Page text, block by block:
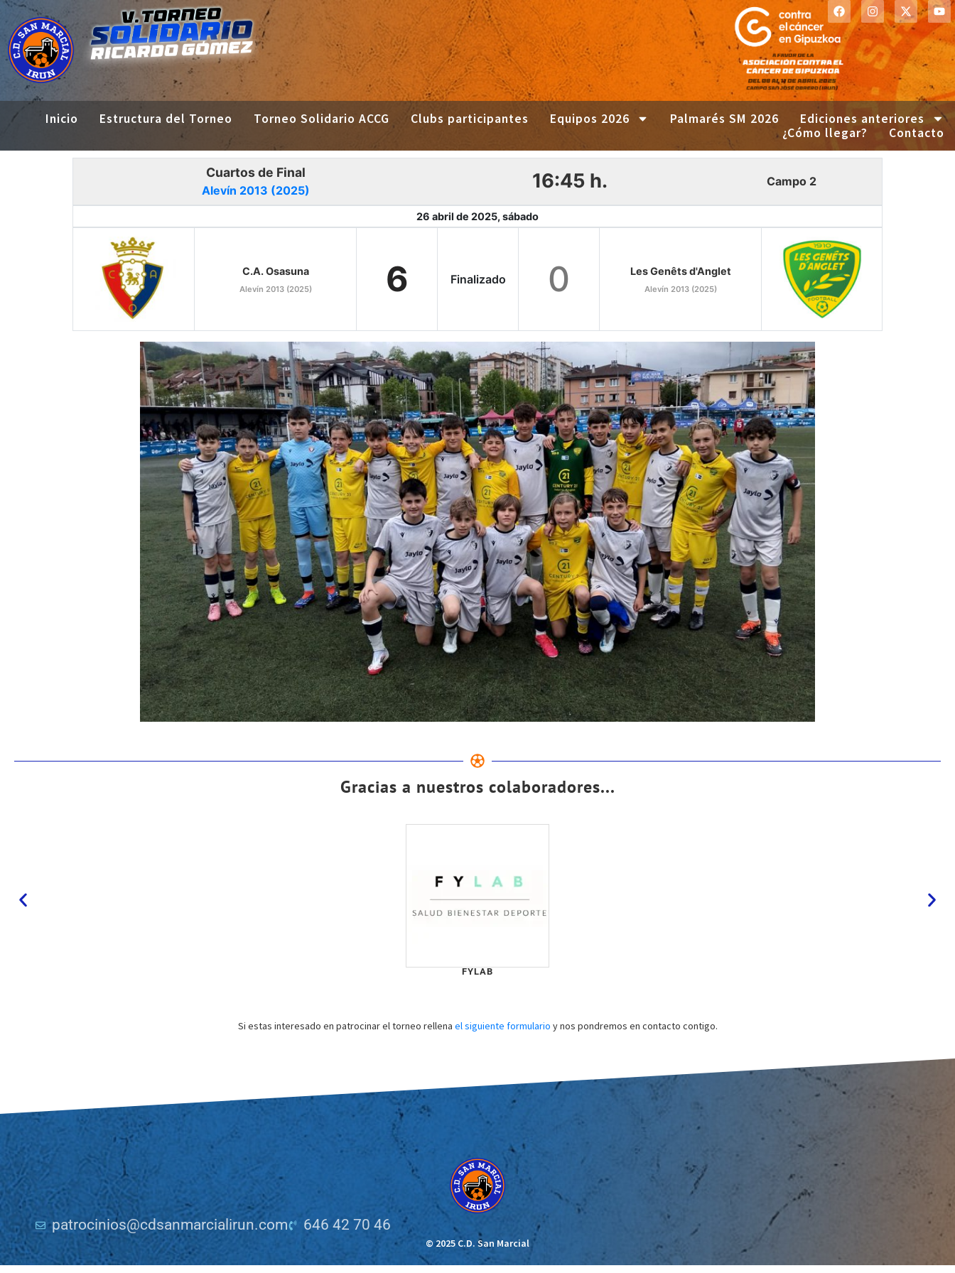
Inicio Estructura del Torneo Torneo Solidario ACCG Clubs participantes Equipos 2026 Palmarés SM 2026
Ediciones anteriores
¿Cómo llegar?
Contacto
Cuartos de Final
Alevín 2013 (2025) 16:45 h. Campo 2
26 abril de 2025, sábado
C.A. Osasuna
Alevín 2013 (2025) 6 Finalizado 0 Les Genêts d'Anglet
Alevín 2013 (2025)
Gracias a nuestros colaboradores...
FYLAB
Si estas interesado en patrocinar el torneo rellena el siguiente formulario y nos pondremos en contacto contigo.
patrocinios@cdsanmarcialirun.com 646 42 70 46
© 2025 C.D. San Marcial